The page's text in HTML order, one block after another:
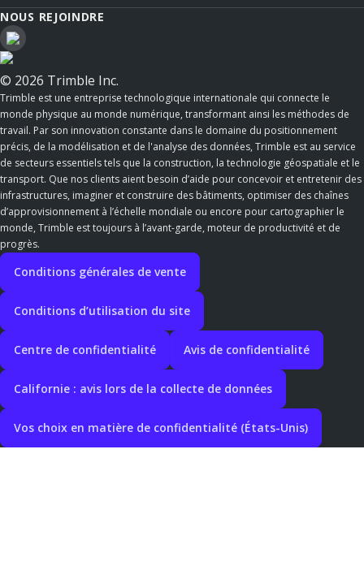
NOUS REJOINDRE
© 2026 Trimble Inc.
Trimble est une entreprise technologique internationale qui connecte le
monde physique au monde numérique, transformant ainsi les méthodes de
travail. Par son innovation constante dans le domaine du positionnement
précis, de la modélisation et de l'analyse des données, Trimble est au service
de secteurs essentiels tels que la construction, la technologie géospatiale et le
transport. Que nos clients aient besoin d’aide pour concevoir et entretenir des
infrastructures, imaginer et construire des bâtiments, optimiser des chaînes
d’approvisionnement à l’échelle mondiale ou encore pour cartographier le
monde, Trimble est toujours à l’avant-garde, moteur de productivité et de
progrès.
Conditions générales de vente
Conditions d’utilisation du site
Centre de confidentialité Avis de confidentialité
Californie : avis lors de la collecte de données
Vos choix en matière de confidentialité (États-Unis)